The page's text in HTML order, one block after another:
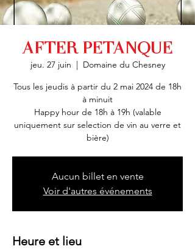
AFTER PETANQUE
jeu. 27 juin
  |
Domaine du Chesney
Tous les jeudis à partir du 2 mai 2024 de 18h
à minuit
Happy hour de 18h à 19h (valable
uniquement sur selection de vin au verre et
bière)
Aucun billet en vente
Voir d'autres événements
Heure et lieu